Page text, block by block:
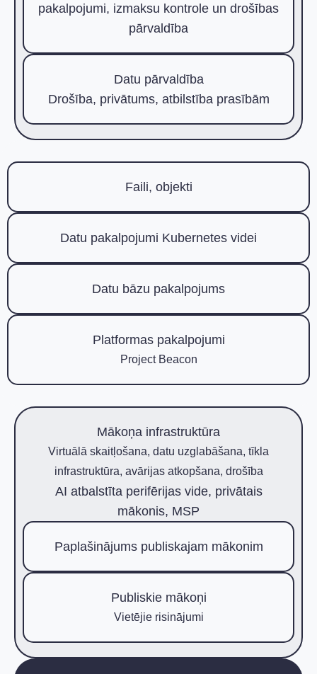
pakalpojumi, izmaksu kontrole un drošības
pārvaldība
Datu pārvaldība
Drošība, privātums, atbilstība prasībām
Faili, objekti
Datu pakalpojumi Kubernetes videi
Datu bāzu pakalpojums
Platformas pakalpojumi
Project Beacon
Mākoņa infrastruktūra
Virtuālā skaitļošana, datu uzglabāšana, tīkla
infrastruktūra, avārijas atkopšana, drošība
AI atbalstīta perifērijas vide, privātais
mākonis, MSP
Paplašinājums publiskajam mākonim
Publiskie mākoņi
Vietējie risinājumi